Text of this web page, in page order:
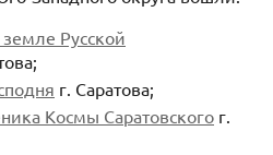
Русской
г. Саратова;
Космы Саратовского г.